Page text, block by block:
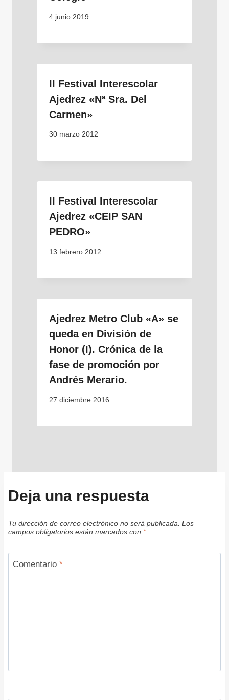
4 junio 2019
II Festival Interescolar
Ajedrez «Nª Sra. Del
Carmen»
30 marzo 2012
II Festival Interescolar
Ajedrez «CEIP SAN
PEDRO»
13 febrero 2012
Ajedrez Metro Club «A» se
queda en División de
Honor (I). Crónica de la
fase de promoción por
Andrés Merario.
27 diciembre 2016
Deja una respuesta
Tu dirección de correo electrónico no será publicada. Los
campos obligatorios están marcados con *
Comentario *